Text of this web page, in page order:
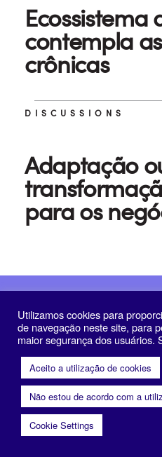
Ecossistema
contempla
crônicas
DISCUSSIONS
Adaptação
para os
inovação e negócios
Utilizamos cookies para
de navegação neste site, para
maior segurança dos usuários.
Aceito a utilização de cookies
Não estou de acordo com a
Cookie Settings